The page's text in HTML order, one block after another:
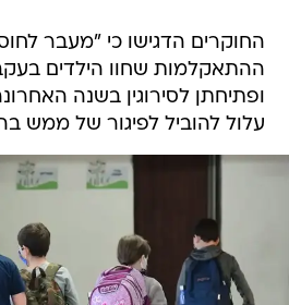
החוקרים הדגישו כי "מעבר
ההתאקלמות שחוו הילדים
ופתיחתן לסירוגין בשנה
עלול להוביל לפיגור של ממש